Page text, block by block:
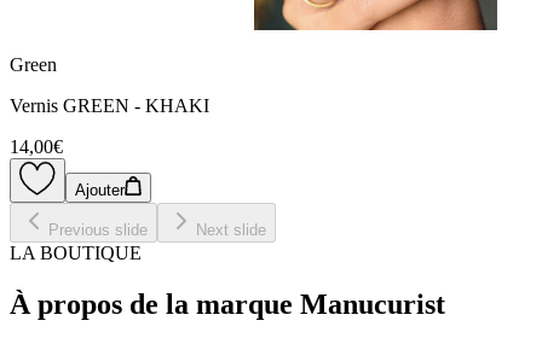
Green
Vernis GREEN - KHAKI
14,00€
Ajouter
Previous slide Next slide
LA BOUTIQUE
À propos de la marque Manucurist